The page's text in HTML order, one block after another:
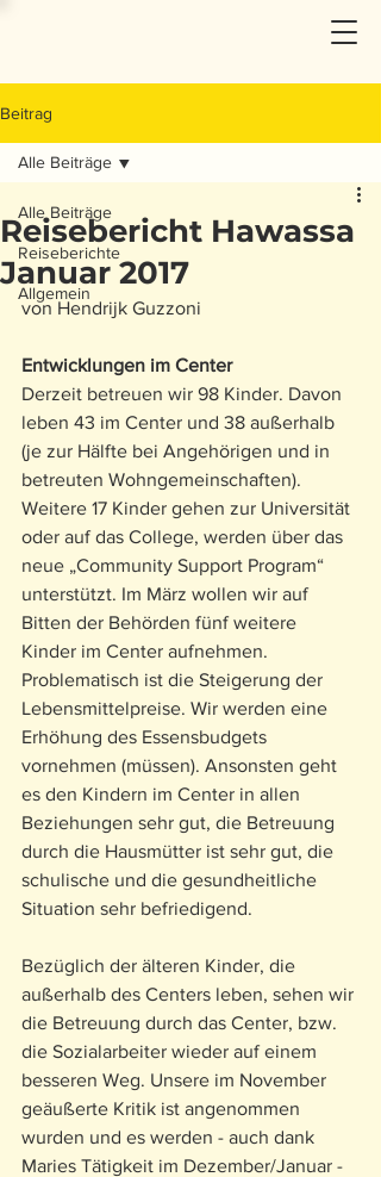
Beitrag
Alle Beiträge
Reiseberichte
Allgemein
Alle Beiträge
Reisebericht Hawassa
Januar 2017
von Hendrijk Guzzoni
Entwicklungen im Center
Derzeit betreuen wir 98 Kinder. Davon
leben 43 im Center und 38 außerhalb
(je zur Hälfte bei Angehörigen und in
betreuten Wohngemeinschaften).
Weitere 17 Kinder gehen zur Universität
oder auf das College, werden über das
neue „Community Support Program“
unterstützt. Im März wollen wir auf
Bitten der Behörden fünf weitere
Kinder im Center aufnehmen.
Problematisch ist die Steigerung der
Lebensmittelpreise. Wir werden eine
Erhöhung des Essensbudgets
vornehmen (müssen). Ansonsten geht
es den Kindern im Center in allen
Beziehungen sehr gut, die Betreuung
durch die Hausmütter ist sehr gut, die
schulische und die gesundheitliche
Situation sehr befriedigend.
Bezüglich der älteren Kinder, die
außerhalb des Centers leben, sehen wir
die Betreuung durch das Center, bzw.
die Sozialarbeiter wieder auf einem
besseren Weg. Unsere im November
geäußerte Kritik ist angenommen
wurden und es werden - auch dank
Maries Tätigkeit im Dezember/Januar -